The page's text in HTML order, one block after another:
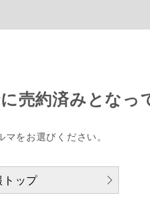
売約済みとなっ
をお選びください。
トップ